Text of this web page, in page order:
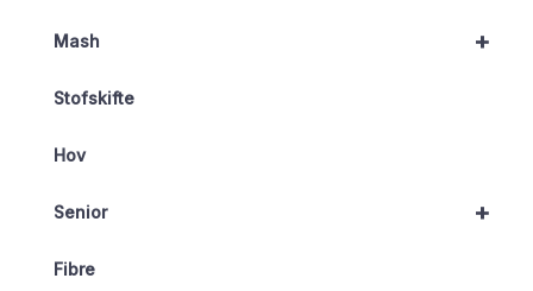
+
Mash
Stofskifte
Hov
+
Senior
Fibre